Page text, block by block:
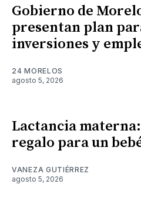
Gobierno de
presentan plan
inversiones y
24 MORELOS
agosto 5, 2026
Lactancia
regalo para un
VANEZA GUTIÉRREZ
agosto 5, 2026